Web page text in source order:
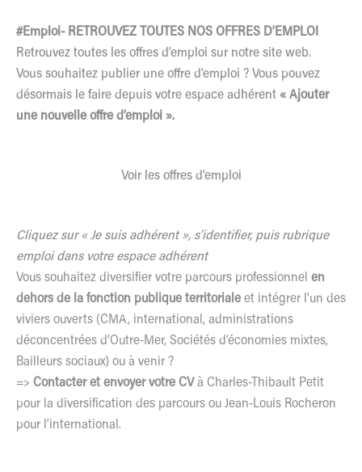
#Emploi- RETROUVEZ TOUTES NOS OFFRES D’EMPLOI
Retrouvez toutes les offres d’emploi sur notre site web.
Vous souhaitez publier une offre d’emploi ? Vous pouvez
désormais le faire depuis votre espace adhérent « Ajouter
une nouvelle offre d’emploi ».
Voir les offres d’emploi
Cliquez sur « Je suis adhérent », s’identifier, puis rubrique
emploi dans votre espace adhérent
Vous souhaitez diversifier votre parcours professionnel en
dehors de la fonction publique territoriale et intégrer l’un des
viviers ouverts (CMA, international, administrations
déconcentrées d’Outre-Mer, Sociétés d’économies mixtes,
Bailleurs sociaux) ou à venir ?
=> Contacter et envoyer votre CVà Charles-Thibault Petit
pour la diversification des parcours ou Jean-Louis Rocheron
pour l’international.